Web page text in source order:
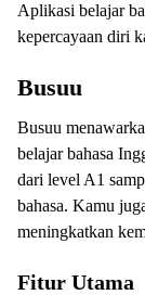
Aplikasi belajar
kepercayaan diri
Busuu
Busuu
belajar bahasa
dari level A1
bahasa. Kamu
meningkatkan
Fitur Utama